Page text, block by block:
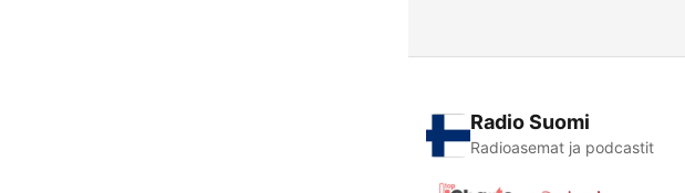
Radio Suomi
Radioasemat ja podcastit